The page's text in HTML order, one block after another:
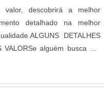
valor, descobrirá a melhor
detalhado na melhor
DETALHES
VALORSe alguém busca por
responsável, consegue
how focado em capote